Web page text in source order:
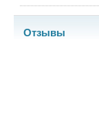
Отзывы